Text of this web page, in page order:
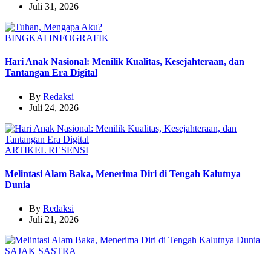
Juli 31, 2026
BINGKAI INFOGRAFIK
Hari Anak Nasional: Menilik Kualitas, Kesejahteraan, dan
Tantangan Era Digital
By Redaksi
Juli 24, 2026
ARTIKEL RESENSI
Melintasi Alam Baka, Menerima Diri di Tengah Kalutnya
Dunia
By Redaksi
Juli 21, 2026
SAJAK SASTRA